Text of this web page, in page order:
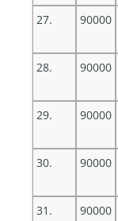
27. 90000
28.
90000
29. 90000
30. 90000
31. 90000